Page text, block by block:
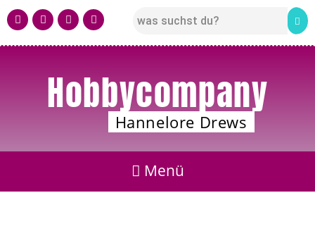
Hobbycompany
Hannelore Drews